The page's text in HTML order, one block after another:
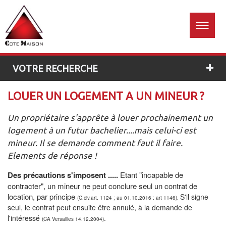
01 60
26 96
76
Accueil
Estimation
gratuite
VOTRE RECHERCHE
LOUER UN LOGEMENT A UN MINEUR ?
Un propriétaire s'apprête à louer prochainement un
logement à un futur bachelier....mais celui-ci est
mineur. Il se demande comment faut il faire.
Elements de réponse !
Des précautions s'imposent ..... Etant "incapable de
contracter", un mineur ne peut conclure seul un contrat de
location, par principe (C.civ.art. 1124 ; au 01.10.2016 : art 1146). S'il signe
seul, le contrat peut ensuite être annulé, à la demande de
l'intéressé (CA Versailles 14.12.2004).